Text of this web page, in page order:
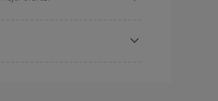
Guadalajara-dest